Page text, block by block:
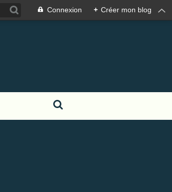
Connexion + Créer mon blog